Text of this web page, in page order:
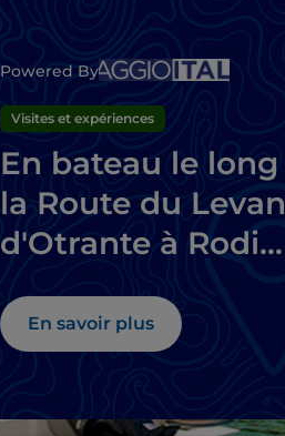
Powered By
Visites et expériences
En bateau le
la Route du
d'Otrante à Rodi
En savoir plus